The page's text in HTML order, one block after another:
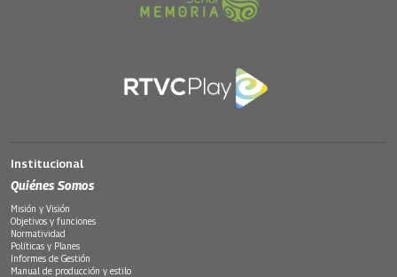
Institucional
Quiénes Somos
Misión y Visión
Objetivos y funciones
Normatividad
Políticas y Planes
Informes de Gestión
Manual de producción y estilo